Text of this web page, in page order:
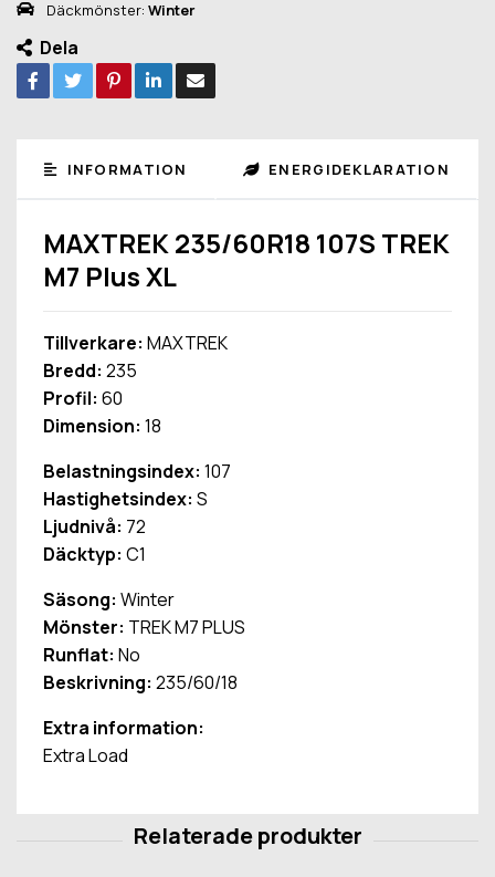
Däckmönster: Winter
Dela
INFORMATION ENERGIDEKLARATION
MAXTREK 235/60R18 107S TREK
M7 Plus XL
Tillverkare: MAXTREK
Bredd: 235
Profil: 60
Dimension: 18
Belastningsindex: 107
Hastighetsindex: S
Ljudnivå: 72
Däcktyp: C1
Säsong: Winter
Mönster: TREK M7 PLUS
Runflat: No
Beskrivning: 235/60/18
Extra information:
Extra Load